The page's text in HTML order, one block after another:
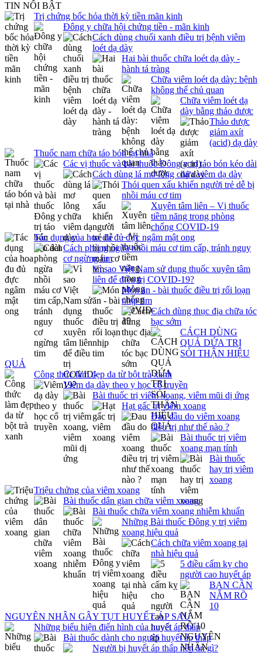
TIN NỔI BẬT
Trị chứng bốc hỏa thời kỳ tiền mãn kinh
Đông y chữa hội chứng tiền - mãn kinh
Cách dùng chuối xanh điều trị bệnh viêm
loét dạ dày
Hai bài thuốc chữa loét dạ dày -
hành tá tràng
Chữa viêm loét dạ dày: bệnh
không thể chủ quan
Chữa viêm loét dạ
dày bằng thảo dược
Thảo dược
giảm axít
(acid) dạ dày
Thuốc nam chữa táo bón tại nhà
Các vị thuốc và bài thuốc Đông y trị táo bón kéo dài
Cách dùng lá mơ lông chữa viêm dạ dày
Thói quen xấu khiến người trẻ dễ bị
nhồi máu cơ tim
Xuyên tâm liên – Vị thuốc
tiềm năng trong phòng
chống COVID-19
Tác dụng của hoa đu đủ đực ngâm mật ong
Cách phòng ngừa nhồi máu cơ tim cấp, tránh nguy
cơ ngừng tim
Vì sao Việt Nam sử dụng thuốc xuyên tâm
liên để điều trị COVID-19?
Món ăn - bài thuốc điều trị rối loạn
nhịp tim
Cách dùng thục địa chữa tóc
bạc sớm
CÁCH DÙNG
QUẢ DỨA TRỊ
SỎI THẬN HIỆU
QUẢ
Công thức làm đẹp da từ bột trà xanh
Viêm dạ dày theo y học cổ truyền
Bài thuốc trị viêm xoang, viêm mũi dị ứng
Hạt gấc trị viêm xoang
Đau đầu do viêm xoang
điều trị như thế nào ?
Bài thuốc trị viêm
xoang mạn tính
Bài thuốc
hay trị viêm
xoang
Triệu chứng của viêm xoang
Bài thuốc dân gian chữa viêm xoang
Bài thuốc chữa viêm xoang nhiễm khuẩn
Những Bài thuốc Đông y trị viêm
xoang hiệu quả
Cách chữa viêm xoang tại
nhà hiệu quả
5 điều cấm kỵ cho
người cao huyết áp
BẠN CẦN
NẮM RÕ
10
NGUYÊN NHÂN GÂY TỤT HUYẾT ÁP SAU
Những biểu hiện điển hình của huyết áp thấp
Bài thuốc dành cho người huyết áp thấp
Người bị huyết áp thấp nên ăn gì?